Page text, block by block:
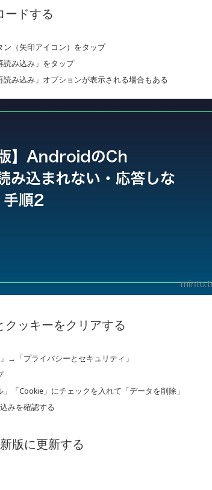
ードする
（矢印アイコン）をタップ
読み込み」をタップ
み込み」オプションが表示される場合もある
ッキーをクリアする
→「プライバシーとセキュリティ」
」「Cookie」にチェックを入れて「データを削除」
みを確認する
版に更新する